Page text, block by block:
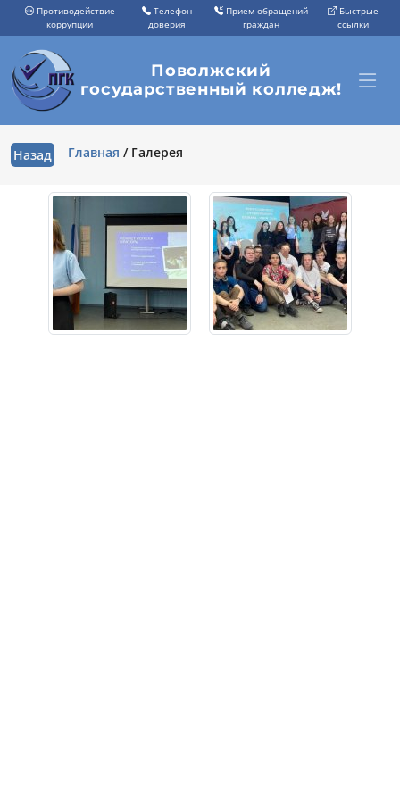
Противодействие
коррупции
Телефон
доверия
Прием обращений
граждан
Быстрые
ссылки
Поволжский
государственный колледж!
Назад Главная / Галерея